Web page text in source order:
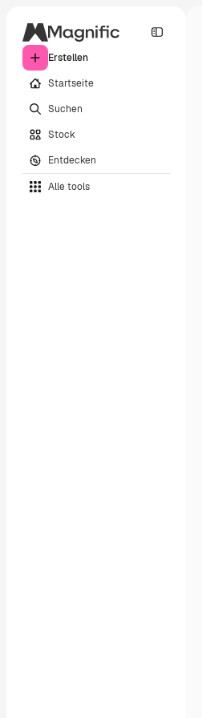
Erstellen
Startseite
Suchen
Stock
Entdecken
Alle tools